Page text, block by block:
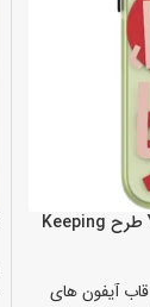
قاب آيفون 13 پرو برند YOUNGKIT طرح Keeping
قاب آیفون های